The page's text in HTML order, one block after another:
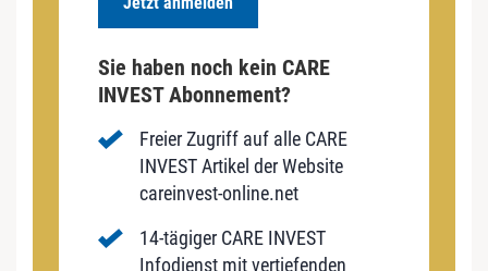
Sie haben noch kein CARE
INVEST Abonnement?
Freier Zugriff auf alle CARE
INVEST Artikel der Website
careinvest-online.net
14-tägiger CARE INVEST
Infodienst mit vertiefenden